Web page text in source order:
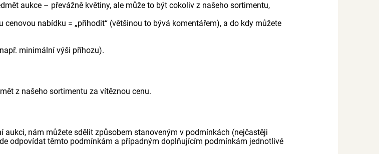
aukce – převážně květiny, ale může to být cokoliv z našeho sortimentu,
nabídku = „přihodit“ (většinou to bývá komentářem), a do kdy můžete
minimální výši příhozu).
z našeho sortimentu za vítěznou cenu.
aukci, nám můžete sdělit způsobem stanoveným v podmínkách (nejčastěji
odpovídat těmto podmínkám a případným doplňujícím podmínkám jednotlivé